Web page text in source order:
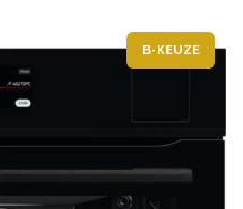
B-KEUZE